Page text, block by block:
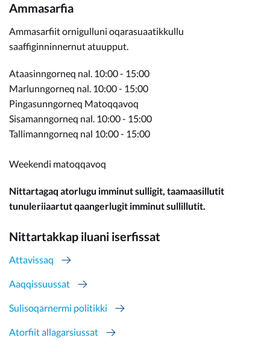
Ammasarfia
Ammasarfiit ornigulluni oqarasuaatikkullu
saaffiginninnernut atuupput.
Ataasinngorneq nal. 10:00 - 15:00
Marlunngorneq nal. 10:00 - 15:00
Pingasunngorneq Matoqqavoq
Sisamanngorneq nal. 10:00 - 15:00
Tallimanngorneq nal 10:00 - 15:00
Weekendi matoqqavoq
Nittartagaq atorlugu imminut sulligit, taamaasillutit
tunuleriiaartut qaangerlugit imminut sullillutit.
Nittartakkap iluani iserfissat
Attavissaq
Aaqqissuussat
Sulisoqarnermi politikki
Atorfiit allagarsiussat